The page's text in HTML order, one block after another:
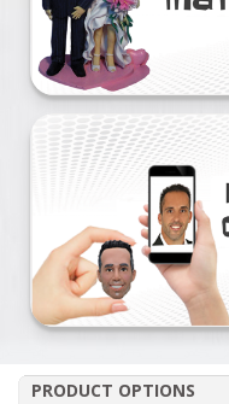
PRODUCT OPTIONS